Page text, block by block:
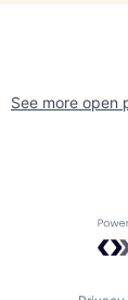
See more open